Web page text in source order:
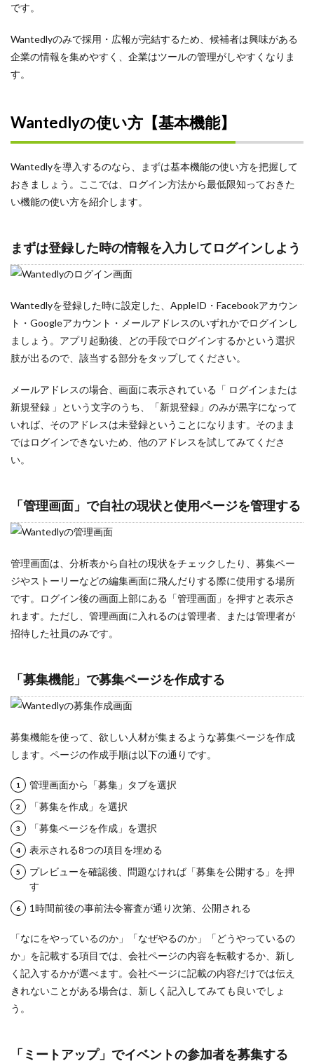
です。
Wantedlyのみで採用・広報が完結するため、候補者は興味がある
企業の情報を集めやすく、企業はツールの管理がしやすくなりま
す。
Wantedlyの使い方【基本機能】
Wantedlyを導入するのなら、まずは基本機能の使い方を把握して
おきましょう。ここでは、ログイン方法から最低限知っておきた
い機能の使い方を紹介します。
まずは登録した時の情報を入力してログインしよう
Wantedlyを登録した時に設定した、AppleID・Facebookアカウン
ト・Googleアカウント・メールアドレスのいずれかでログインし
ましょう。アプリ起動後、どの手段でログインするかという選択
肢が出るので、該当する部分をタップしてください。
メールアドレスの場合、画面に表示されている「 ログインまたは
新規登録 」という文字のうち、「新規登録」のみが黒字になって
いれば、そのアドレスは未登録ということになります。そのまま
ではログインできないため、他のアドレスを試してみてくださ
い。
「管理画面」で自社の現状と使用ページを管理する
管理画面は、分析表から自社の現状をチェックしたり、募集ペー
ジやストーリーなどの編集画面に飛んだりする際に使用する場所
です。ログイン後の画面上部にある「管理画面」を押すと表示さ
れます。ただし、管理画面に入れるのは管理者、または管理者が
招待した社員のみです。
「募集機能」で募集ページを作成する
募集機能を使って、欲しい人材が集まるような募集ページを作成
します。ページの作成手順は以下の通りです。
管理画面から「募集」タブを選択
「募集を作成」を選択
「募集ページを作成」を選択
表示される8つの項目を埋める
プレビューを確認後、問題なければ「募集を公開する」を押
す
1時間前後の事前法令審査が通り次第、公開される
「なにをやっているのか」「なぜやるのか」「どうやっているの
か」を記載する項目では、会社ページの内容を転載するか、新し
く記入するかが選べます。会社ページに記載の内容だけでは伝え
きれないことがある場合は、新しく記入してみても良いでしょ
う。
「ミートアップ」でイベントの参加者を募集する
Wantedly導入
Wantedlyとは
Twitter
PREP法
LINE
メンター
プレミアムプラン
ミッション
ミスマッチ
まとめ
マーケティング
ポートフォリオ
ペルソナ
ダイレクトリクルーティング
フリーランス
プラン
バリュー
ニューノーマル時代
ツール
チャット
適性検査とは